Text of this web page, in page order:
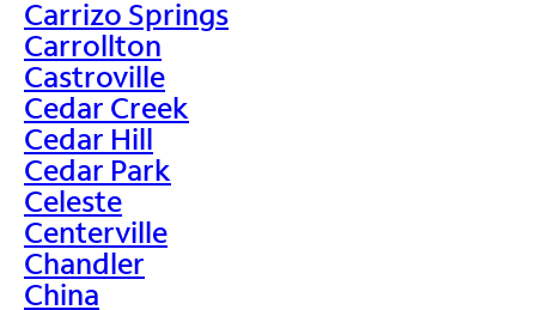
Carrizo Springs
Carrollton
Castroville
Cedar Creek
Cedar Hill
Cedar Park
Celeste
Centerville
Chandler
China